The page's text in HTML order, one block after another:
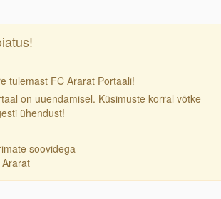
tulemast FC Ararat Portaali!
on uuendamisel. Küsimuste korral võtke
ühendust!
soovidega
Ararat